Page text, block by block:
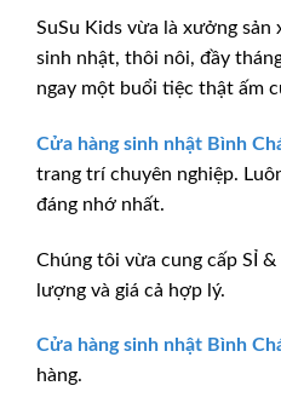
SuSu Kids vừa là xưởng
sinh nhật, thôi nôi, đầy
ngay một buổi tiệc thật ấm
Cửa hàng sinh nhật Bình
trang trí chuyên nghiệp.
đáng nhớ nhất.
Chúng tôi vừa cung cấp SỈ
lượng và giá cả hợp lý.
Cửa hàng sinh nhật Bình
hàng.